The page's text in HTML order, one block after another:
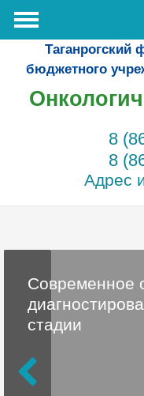
Таганрогский
бюджетного
8
8
Адрес
Современное
стадии